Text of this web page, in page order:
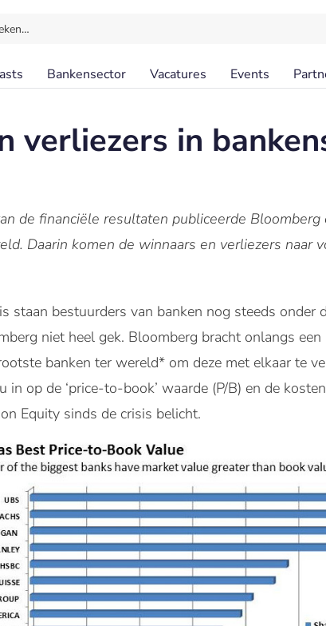
Bankensector Vacatures Events
verliezers in
de financiële resultaten publiceerde
Daarin komen de winnaars en verliezers naar
staan bestuurders van banken nog steeds onder
niet heel gek. Bloomberg bracht onlangs
banken ter wereld* om deze met elkaar te
in op de ‘price-to-book’ waarde (P/B) en de
Equity sinds de crisis belicht.